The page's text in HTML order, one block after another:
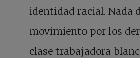
identidad racial. Nada
movimiento por los
clase trabajadora